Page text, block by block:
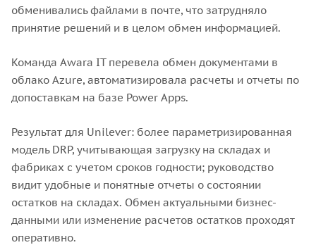
обменивались файлами в почте, что затрудняло
принятие решений и в целом обмен информацией.
Команда Awara IT перевела обмен документами в
облако Azure, автоматизировала расчеты и отчеты по
допоставкам на базе Power Apps.
Результат для Unilever: более параметризированная
модель DRP, учитывающая загрузку на складах и
фабриках с учетом сроков годности; руководство
видит удобные и понятные отчеты о состоянии
остатков на складах. Обмен актуальными бизнес-
данными или изменение расчетов остатков проходят
оперативно.